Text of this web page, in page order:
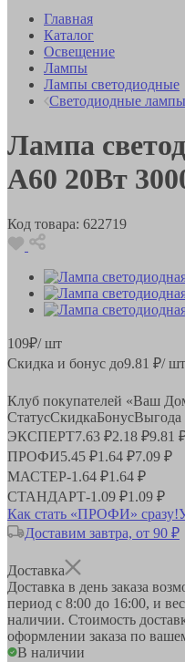
Главная
Каталог
Освещение
Лампы
Лампы светодиодные
Светодиодные лампы
Лампа
A60 20Вт
Код товара: 622719
109₽/ шт
Скидка и бонус до9.81 ₽/ шт
Клуб покупателей «Ваш
СтатусСкидкаБонусВыгода
ЭКСПЕРТ7.63 ₽2.18 ₽9.81
ПРОФИ5.45 ₽1.64 ₽7.09 ₽
МАСТЕР-1.64 ₽1.64 ₽
СТАНДАРТ-1.09 ₽1.09 ₽
Как стать «ПРОФИ» сразу!
Доставим завтра, от 90 ₽
Доставка
Доставка в день заказа
период с 8:00 до 16:00, и
наличии. Стоимость
оформлении заказа по
В наличии